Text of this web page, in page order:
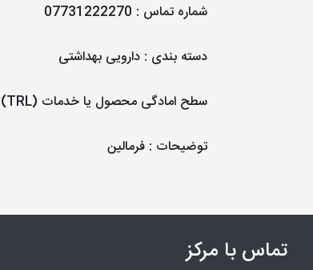
شماره تماس :
07731222270
دسته بندی : دارویی بهداشتی
سطح امادگی محصول یا خدمات (TRL)
توضیحات : فرمالین
تماس با مرکز